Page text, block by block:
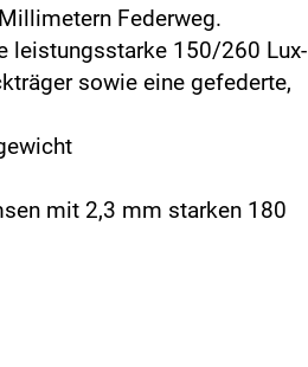
Federweg.
leistungsstarke 150/260 Lux-
sowie eine gefederte,
mit 2,3 mm starken 180